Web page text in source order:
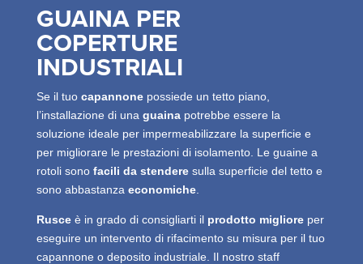
GUAINA PER
COPERTURE
INDUSTRIALI
Se il tuo capannonepossiede un tetto piano,
l’installazione di una guainapotrebbe essere la
soluzione ideale per impermeabilizzare la superficie e
per migliorare le prestazioni di isolamento. Le guaine a
rotoli sono facili da stenderesulla superficie del tetto e
sono abbastanza economiche.
Rusceè in grado di consigliarti il prodotto miglioreper
eseguire un intervento di rifacimento su misura per il tuo
capannone o deposito industriale. Il nostro staff